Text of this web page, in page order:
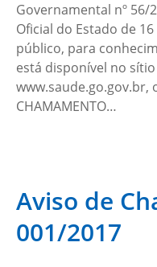
Governamental nº 56/
Oficial do Estado de
público, para
está disponível no
CHAMAMENTO…
Aviso de
001/2017